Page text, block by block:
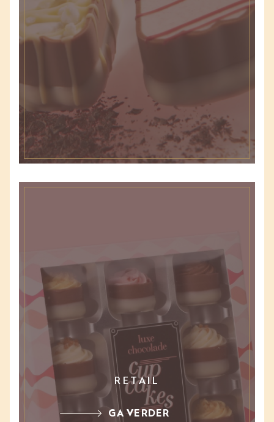
RETAIL
GA VERDER